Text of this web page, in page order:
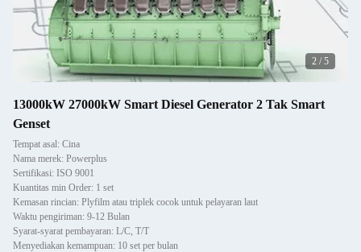
2 /5
13000kW 27000kW Smart Diesel Generator 2 Tak Smart
Genset
Tempat asal: Cina
Nama merek: Powerplus
Sertifikasi: ISO 9001
Kuantitas min Order: 1 set
Kemasan rincian: Plyfilm atau triplek cocok untuk pelayaran laut
Waktu pengiriman: 9-12 Bulan
Syarat-syarat pembayaran: L/C, T/T
Menyediakan kemampuan: 10 set per bulan